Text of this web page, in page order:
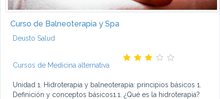
Curso de Balneoterapia y Spa
Deusto Salud
Cursos de Medicina alternativa
Unidad 1. Hidroterapia y balneoterapia: principios básicos 1.
Definición y conceptos básicos1.1. ¿Qué es la hidroterapia?